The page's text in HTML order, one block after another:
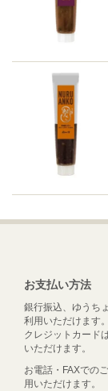
お支払い方法
銀行振込、ゆうち
利用いただけます。
クレジットカード
いただけます。
お電話・FAXでの
用いただけます。